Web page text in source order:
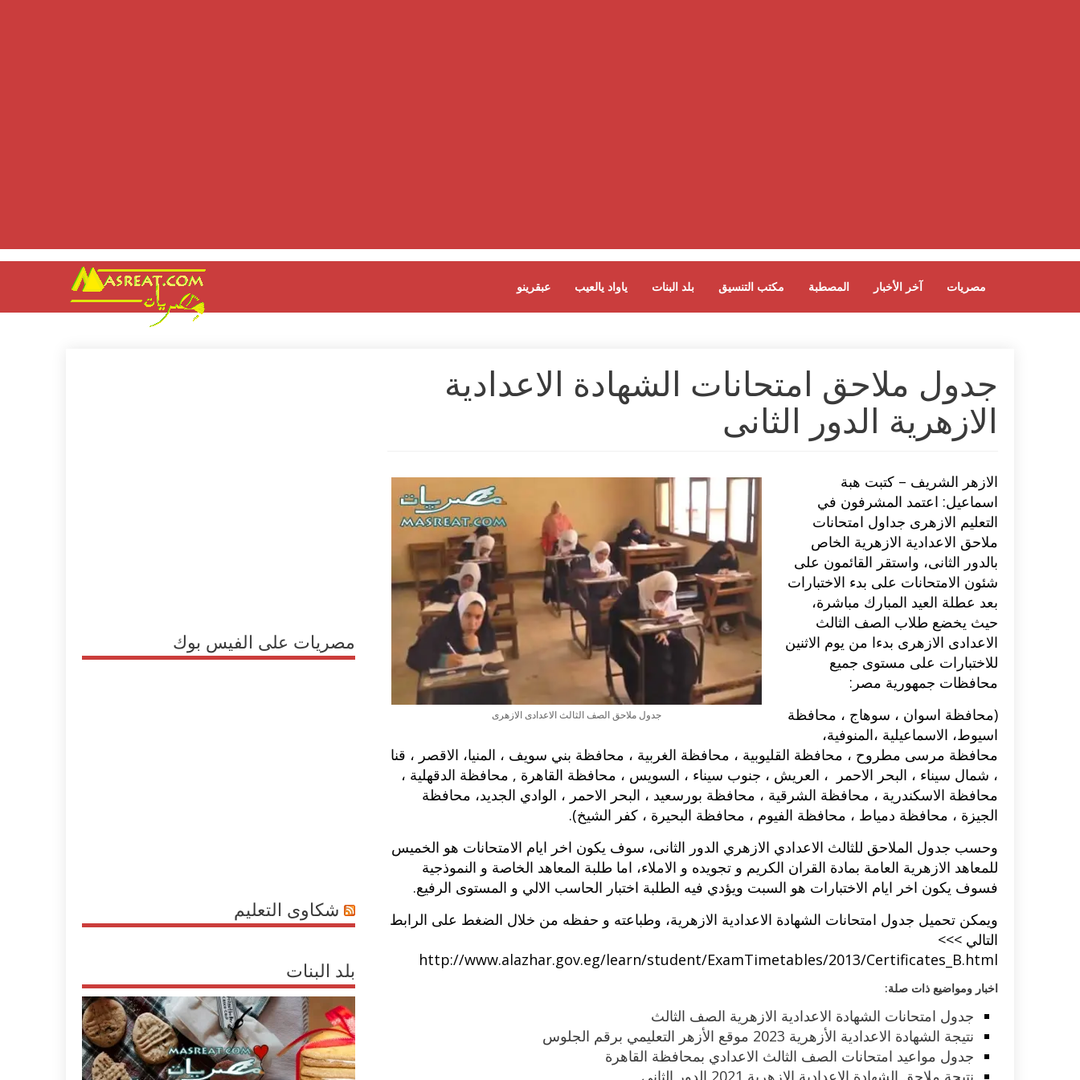
عبقرينو ياواد يالعيب بلد البنات مكتب التنسيق المصطبة آخر الأخبار مصريات
جدول ملاحق امتحانات الشهادة الاعدادية
الازهرية الدور الثانى
جدول ملاحق الصف الثالث الاعدادى الازهرى
الازهر الشريف – كتبت هبة
اسماعيل: اعتمد المشرفون في
التعليم الازهرى جداول امتحانات
ملاحق الاعدادية الازهرية الخاص
بالدور الثانى، واستقر القائمون على
شئون الامتحانات على بدء الاختبارات
بعد عطلة العيد المبارك مباشرة،
حيث يخضع طلاب الصف الثالث
الاعدادى الازهرى بدءا من يوم الاثنين
للاختبارات على مستوى جميع
محافظات جمهورية مصر:
(محافظة اسوان ، سوهاج ، محافظة
اسيوط، الاسماعيلية ،المنوفية،
محافظة مرسى مطروح ، محافظة القليوبية ، محافظة الغربية ، محافظة بني سويف ، المنيا، الاقصر ، قنا
، شمال سيناء ، البحر الاحمر ، العريش ، جنوب سيناء ، السويس ، محافظة القاهرة , محافظة الدقهلية ،
محافظة الاسكندرية ، محافظة الشرقية ، محافظة بورسعيد ، البحر الاحمر ، الوادي الجديد، محافظة
الجيزة ، محافظة دمياط ، محافظة الفيوم ، محافظة البحيرة ، كفر الشيخ).
وحسب جدول الملاحق للثالث الاعدادي الازهري الدور الثانى، سوف يكون اخر ايام الامتحانات هو الخميس
للمعاهد الازهرية العامة بمادة القران الكريم و تجويده و الاملاء، اما طلبة المعاهد الخاصة و النموذجية
فسوف يكون اخر ايام الاختبارات هو السبت ويؤدي فيه الطلبة اختبار الحاسب الالي و المستوى الرفيع.
ويمكن تحميل جدول امتحانات الشهادة الاعدادية الازهرية، وطباعته و حفظه من خلال الضغط على الرابط
التالي >>>
http://www.alazhar.gov.eg/learn/student/ExamTimetables/2013/Certificates_B.html
اخبار ومواضيع ذات صلة:
جدول امتحانات الشهادة الاعدادية الازهرية الصف الثالث
نتيجة الشهادة الاعدادية الأزهرية 2023 موقع الأزهر التعليمي برقم الجلوس
جدول مواعيد امتحانات الصف الثالث الاعدادي بمحافظة القاهرة
نتيجة ملاحق الشهادة الاعدادية الازهرية 2021 الدور الثانى
مصريات على الفيس بوك
شكاوى التعليم
بلد البنات